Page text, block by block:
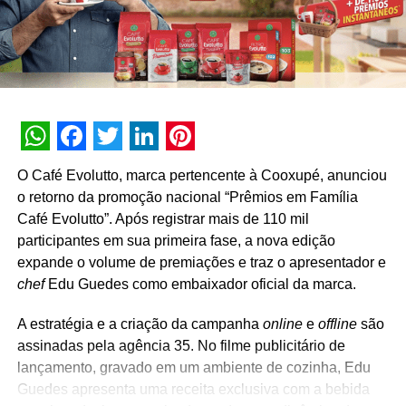
a conquistar e fortalecer a conexão com o target”, explica
Eduardo Abritta, gerente executivo de trade marketing da
Bauducco.
a estratégia da campanha promocional mantém a
gerando engajamento com os consumidores durante
todos os dias do ano.
TÓPICOS RELACIONADOS: DESTAQUE
A SEGUIR
com acompanhantes para conhecer sua fábrica
em Blumenau
NÃO PERCA
Game Daki premia consumidores com ingressos
WhatsApp
Facebook
Twitter
LinkedIn
Pinterest
O Café Evolutto, marca pertencente à Cooxupé, anunciou
o retorno da promoção nacional “Prêmios em Família
Café Evolutto”. Após registrar mais de 110 mil
participantes em sua primeira fase, a nova edição
expande o volume de premiações e traz o apresentador e
chefEdu Guedes como embaixador oficial da marca.
A estratégia e a criação da campanha onlinee offlinesão
assinadas pela agência 35. No filme publicitário de
lançamento, gravado em um ambiente de cozinha, Edu
Guedes apresenta uma receita exclusiva com a bebida